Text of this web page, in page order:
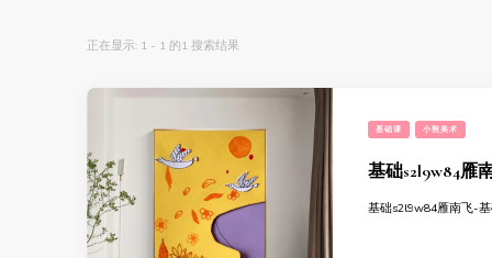
正在显示: 1 - 1 的1 搜索结果
基础课 小熊美术
基础s2l9w84雁
基础s2l9w84雁南飞-